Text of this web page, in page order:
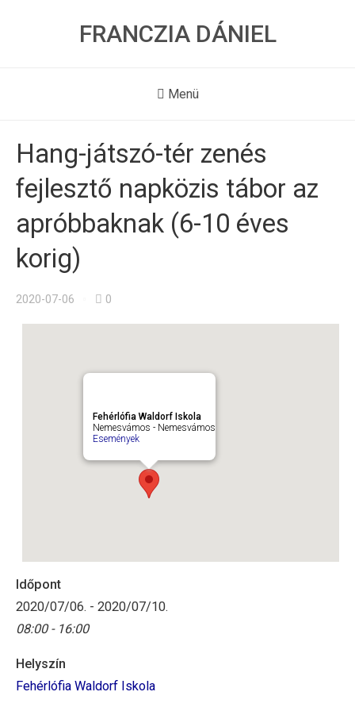
FRANCZIA DÁNIEL
Menü
Hang-játszó-tér zenés
fejlesztő napközis tábor az
apróbbaknak (6-10 éves
korig)
2020-07-06 0
Fehérlófia Waldorf Iskola
Nemesvámos - Nemesvámos
Események
Időpont
2020/07/06. - 2020/07/10.
08:00 - 16:00
Helyszín
Fehérlófia Waldorf Iskola